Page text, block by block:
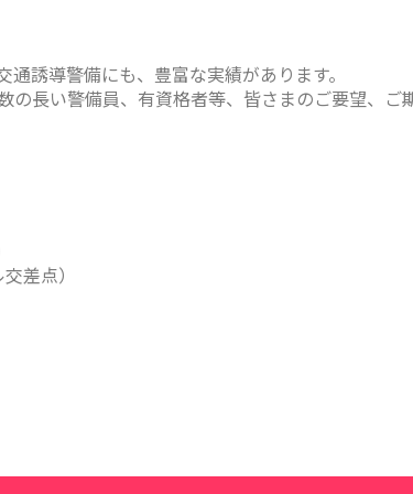
誘導警備にも、豊富な実績があります。
長い警備員、有資格者等、皆さまのご要望、ご
差点）